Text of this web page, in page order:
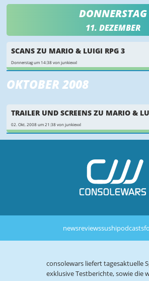
DONNERSTAG
11. DEZEMBER
SCANS ZU MARIO & LUIGI RPG 3
Donnerstag um 14:38 von junkiexxl
OKTOBER 2008
TRAILER UND SCREENS ZU MARIO &
02. Okt. 2008 um 21:38 von junkiexxl
newsreviewssushipodcasts
consolewars liefert tagesaktuelle
exklusive Testberichte, sowie die